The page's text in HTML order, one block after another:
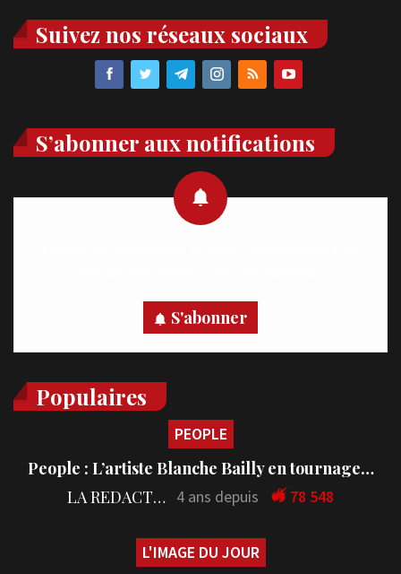
Suivez nos réseaux sociaux
S’abonner aux notifications
S'abonner
Populaires
PEOPLE
People : L’artiste Blanche Bailly en tournage…
LA REDACTION 4 ans depuis 78 548
L'IMAGE DU JOUR